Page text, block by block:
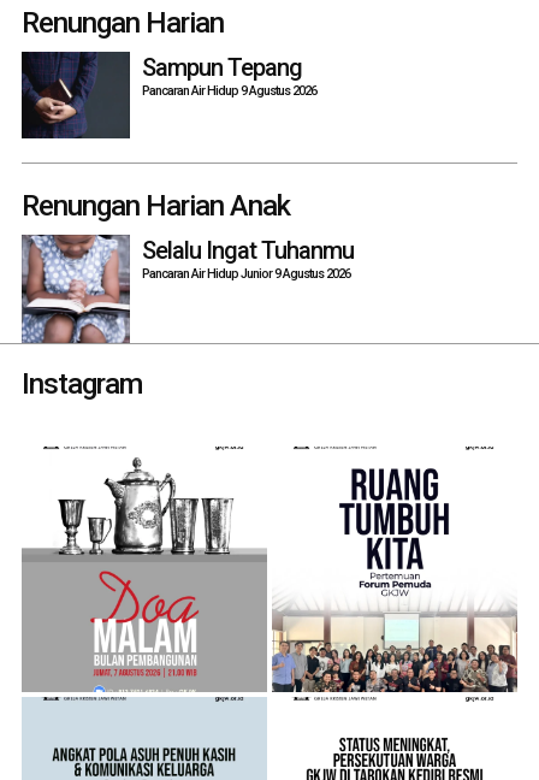
navigation
Renungan Harian
Sampun Tepang
Pancaran Air Hidup 9 Agustus 2026
Renungan Harian Anak
Selalu Ingat Tuhanmu
Pancaran Air Hidup Junior 9 Agustus 2026
Instagram